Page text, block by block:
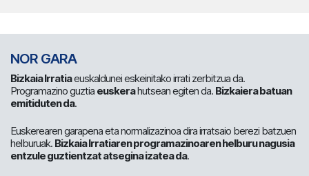
NOR GARA
Bizkaia Irratiaeuskaldunei eskeinitako irrati zerbitzua da.
Programazino guztia euskerahutsean egiten da. Bizkaiera batuan
emitiduten da.
Euskerearen garapena eta normalizazinoa dira irratsaio berezi batzuen
helburuak. Bizkaia Irratiaren programazinoaren helburu nagusia
entzule guztientzat atsegina izatea da.